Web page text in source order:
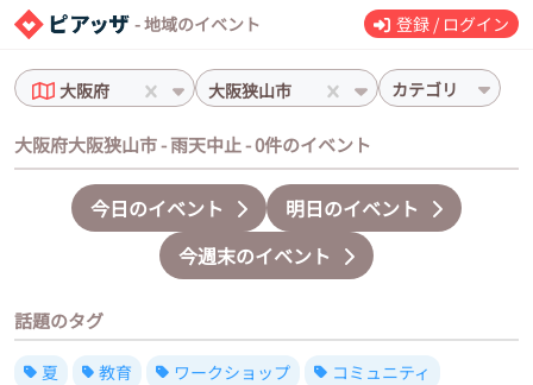
- 地域のイベント 登録 / ログイン
大阪府 大阪狭山市 カテゴリ
大阪府大阪狭山市 - 雨天中止 - 0件のイベント
今日のイベント
明日のイベント
今週末のイベント
話題のタグ
夏 教育 ワークショップ
コミュニティ